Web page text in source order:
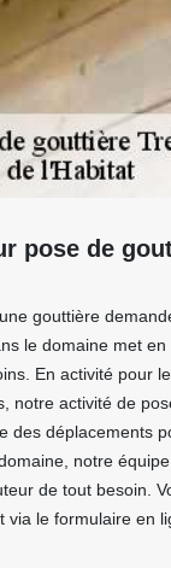
pose de
gouttière
le domaine met
En activité pour
notre activité de
des déplacements
notre
de tout besoin.
via le formulaire en